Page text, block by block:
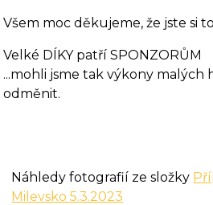
Všem moc děkujeme, že jste si
Velké DÍKY patří SPONZORŮM
...mohli jsme tak výkony malých
odměnit.
Náhledy fotografií ze složky
Milevsko 5.3.2023